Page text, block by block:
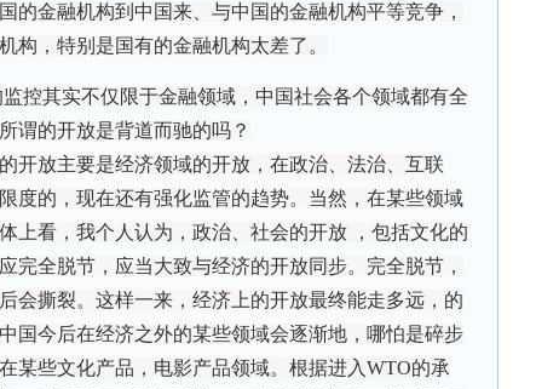
的金融机构到中国来、与中国的金融机构平等竞争，
构，特别是国有的金融机构太差了。
控其实不仅限于金融领域，中国社会各个领域都有全
谓的开放是背道而驰的吗？
开放主要是经济领域的开放，在政治、法治、互联
度的，现在还有强化监管的趋势。当然，在某些领域
上看，我个人认为，政治、社会的开放 ，包括文化的
完全脱节，应当大致与经济的开放同步。完全脱节，
会撕裂。这样一来，经济上的开放最终能走多远，的
国今后在经济之外的某些领域会逐渐地，哪怕是碎步
某些文化产品，电影产品领域。根据进入WTO的承